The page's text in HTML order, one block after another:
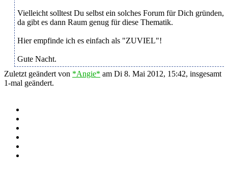
Vielleicht solltest Du selbst ein solches Forum für Dich gründen,
da gibt es dann Raum genug für diese Thematik.
Hier empfinde ich es einfach als "ZUVIEL"!
Gute Nacht.
Zuletzt geändert von *Angie* am Di 8. Mai 2012, 15:42, insgesamt
1-mal geändert.